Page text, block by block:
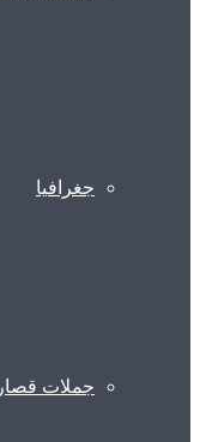
جغرافیا
جملات قصار